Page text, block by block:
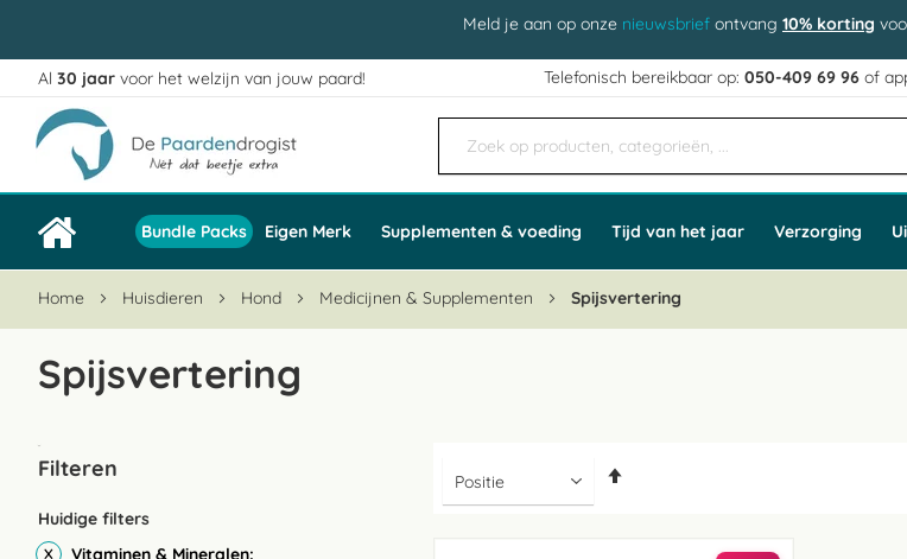
Meld je aan op onze nieuwsbrief ontvang 10% korting
Ga
naar
de
inhoud
Al 30 jaar voor het welzijn van jouw paard! Telefonisch bereikbaar op:050-409 69 96 of
Bundle Packs Eigen Merk Supplementen & voeding Tijd van het jaar Verzorging
Home Huisdieren Hond Medicijnen & Supplementen Spijsvertering
Spijsvertering
Filteren
Huidige filters
Vitaminen & Mineralen